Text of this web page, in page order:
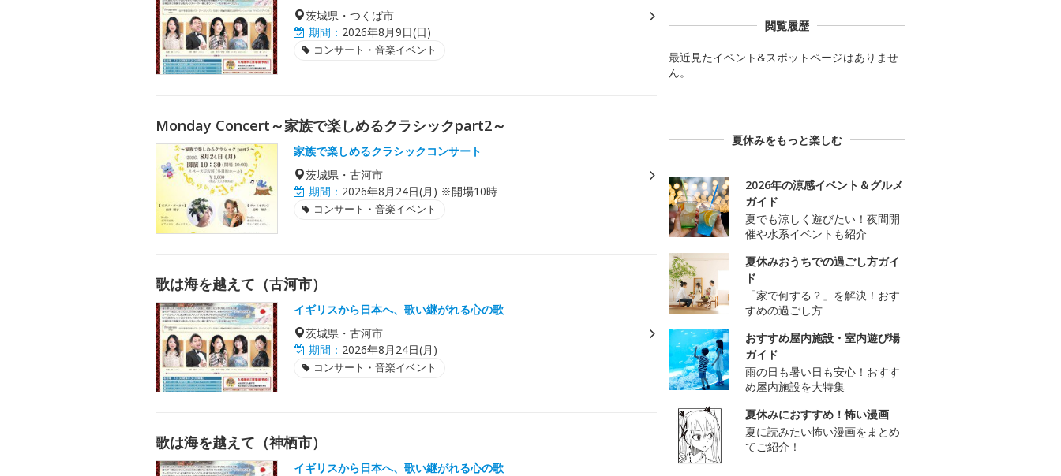
茨城県・つくば市
期間： 2026年8月9日(日)
コンサート・音楽イベント
Monday Concert～家族で楽しめるクラシックpart2～
家族で楽しめるクラシックコンサート
茨城県・古河市
期間： 2026年8月24日(月) ※開場10時
コンサート・音楽イベント
歌は海を越えて（古河市）
イギリスから日本へ、歌い継がれる心の歌
茨城県・古河市
期間： 2026年8月24日(月)
コンサート・音楽イベント
歌は海を越えて（神栖市）
イギリスから日本へ、歌い継がれる心の歌
閲覧履歴
最近見たイベント&スポットページはありませ
ん。
夏休みをもっと楽しむ
2026年の涼感イベント＆グルメ
ガイド
夏でも涼しく遊びたい！夜間開
催や水系イベントも紹介
夏休みおうちでの過ごし方ガイ
ド
「家で何する？」を解決！おす
すめの過ごし方
おすすめ屋内施設・室内遊び場
ガイド
雨の日も暑い日も安心！おすす
め屋内施設を大特集
夏休みにおすすめ！怖い漫画
夏に読みたい怖い漫画をまとめ
てご紹介！